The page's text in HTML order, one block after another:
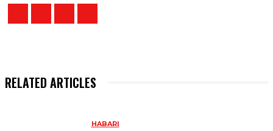
RELATED ARTICLES
HABARI